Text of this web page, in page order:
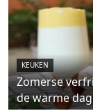
KEUKEN
Zomerse
de warme